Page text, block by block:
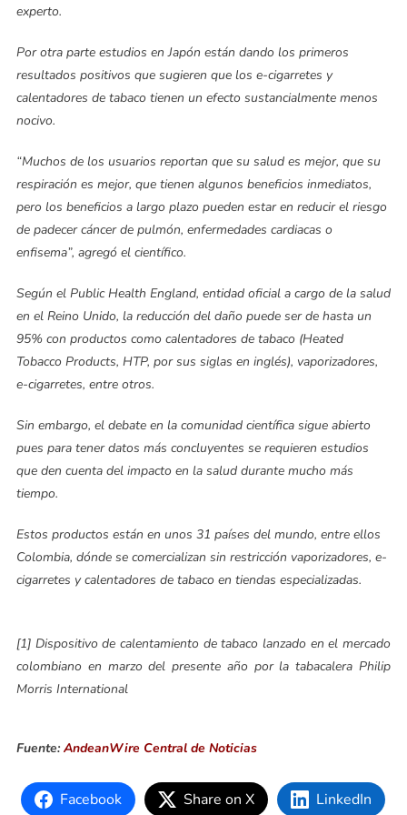
experto.
Por otra parte estudios en Japón están dando los primeros
resultados positivos que sugieren que los e-cigarretes y
calentadores de tabaco tienen un efecto sustancialmente menos
nocivo.
“Muchos de los usuarios reportan que su salud es mejor, que su
respiración es mejor, que tienen algunos beneficios inmediatos,
pero los beneficios a largo plazo pueden estar en reducir el riesgo
de padecer cáncer de pulmón, enfermedades cardiacas o
enfisema”, agregó el científico.
Según el Public Health England, entidad oficial a cargo de la salud
en el Reino Unido, la reducción del daño puede ser de hasta un
95% con productos como calentadores de tabaco (Heated
Tobacco Products, HTP, por sus siglas en inglés), vaporizadores,
e-cigarretes, entre otros.
Sin embargo, el debate en la comunidad científica sigue abierto
pues para tener datos más concluyentes se requieren estudios
que den cuenta del impacto en la salud durante mucho más
tiempo.
Estos productos están en unos 31 países del mundo, entre ellos
Colombia, dónde se comercializan sin restricción vaporizadores, e-
cigarretes y calentadores de tabaco en tiendas especializadas.
[1] Dispositivo de calentamiento de tabaco lanzado en el mercado
colombiano en marzo del presente año por la tabacalera Philip
Morris International
Fuente: AndeanWire Central de Noticias
Facebook Share on X LinkedIn